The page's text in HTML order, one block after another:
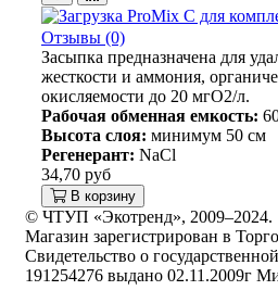
Отзывы (0)
Засыпка предназначена для
жесткости и аммония,
окисляемости до 20 мгO2/л.
Рабочая обменная емкость:
Высота слоя: минимум 50 см
Регенерант: NaCl
34,70 руб
В корзину
© ЧТУП «Экотренд», 2009–2024.
Магазин зарегистрирован в
Свидетельство о
191254276 выдано 02.11.2009г